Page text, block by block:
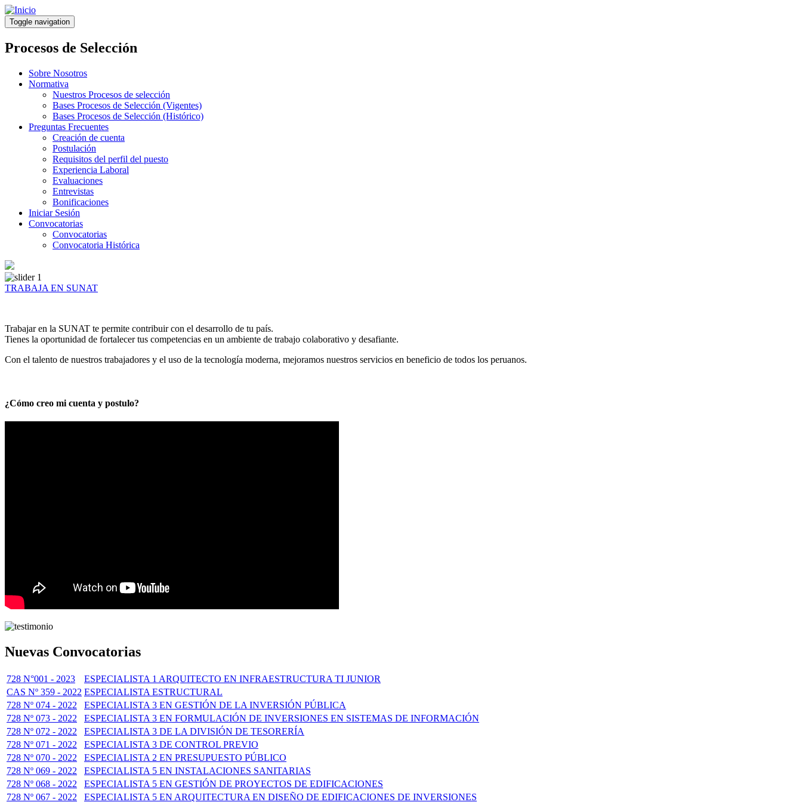
Pasar
al
contenido
principal
Toggle navigation
Procesos de Selección
Sobre Nosotros
Normativa
Nuestros Procesos de selección
Bases Procesos de Selección (Vigentes)
Bases Procesos de Selección (Histórico)
Preguntas Frecuentes
Creación de cuenta
Postulación
Requisitos del perfil del puesto
Experiencia Laboral
Evaluaciones
Entrevistas
Bonificaciones
Iniciar Sesión
Convocatorias
Convocatorias
Convocatoria Histórica
TRABAJA EN SUNAT
Trabajar en la SUNAT te permite contribuir con el desarrollo de tu país.
Tienes la oportunidad de fortalecer tus competencias en un ambiente de trabajo colaborativo y desafiante.
Con el talento de nuestros trabajadores y el uso de la tecnología moderna, mejoramos nuestros servicios en beneficio de todos los peruanos.
¿Cómo creo mi cuenta y postulo?
Nuevas Convocatorias
728 N°001 - 2023
ESPECIALISTA 1 ARQUITECTO EN INFRAESTRUCTURA TI JUNIOR
CAS Nº 359 - 2022 ESPECIALISTA ESTRUCTURAL
728 Nº 074 - 2022
ESPECIALISTA 3 EN GESTIÓN DE LA INVERSIÓN PÚBLICA
728 Nº 073 - 2022
ESPECIALISTA 3 EN FORMULACIÓN DE INVERSIONES EN SISTEMAS DE INFORMACIÓN
728 Nº 072 - 2022
ESPECIALISTA 3 DE LA DIVISIÓN DE TESORERÍA
728 Nº 071 - 2022
ESPECIALISTA 3 DE CONTROL PREVIO
728 Nº 070 - 2022
ESPECIALISTA 2 EN PRESUPUESTO PÚBLICO
728 Nº 069 - 2022
ESPECIALISTA 5 EN INSTALACIONES SANITARIAS
728 Nº 068 - 2022
ESPECIALISTA 5 EN GESTIÓN DE PROYECTOS DE EDIFICACIONES
728 Nº 067 - 2022
ESPECIALISTA 5 EN ARQUITECTURA EN DISEÑO DE EDIFICACIONES DE INVERSIONES